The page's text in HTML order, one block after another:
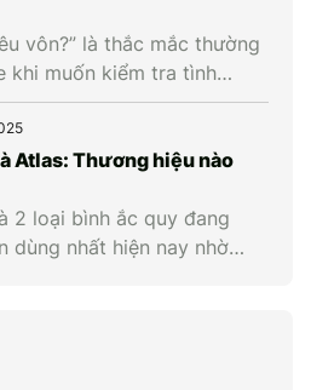
vôn?” là thắc mắc thường
khi muốn kiểm tra tình
thay mới. Hiểu đúng về
số liên quan giúp chủ xe
dưỡng và thay ắc quy ô
Atlas: Thương hiệu nào
2 loại bình ắc quy đang
dùng nhất hiện nay nhờ